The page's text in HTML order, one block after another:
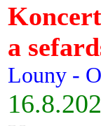
a
Louny -